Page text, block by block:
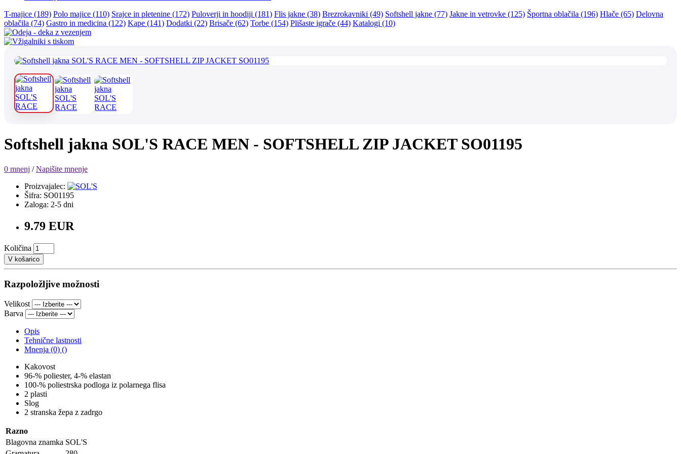
T-majice (189) Polo majice (110) Srajce in pletenine (172) Puloverji in hoodiji (181) Flis jakne (38) Brezrokavniki (49) Softshell jakne (77) Jakne in vetrovke (125) Športna oblačila (196) Hlače (65) Delovna
oblačila (74) Gastro in medicina (122) Kape (141) Dodatki (22) Brisače (62) Torbe (154) Plišaste igrače (44) Katalogi (10)
Softshell jakna SOL'S RACE MEN - SOFTSHELL ZIP JACKET SO01195
0 mnenj /Napišite mnenje
Proizvajalec:
Šifra: SO01195
Zaloga: 2-5 dni
9.79 EUR
Količina
V košarico
Razpoložljive možnosti
Velikost
Barva
Opis
Tehnične lastnosti
Mnenja (0) ()
Kakovost
96-% poliester, 4-% elastan
100-% poliestrska podloga iz polarnega flisa
2 plasti
Slog
2 stranska žepa z zadrgo
Razno
Blagovna znamka SOL'S